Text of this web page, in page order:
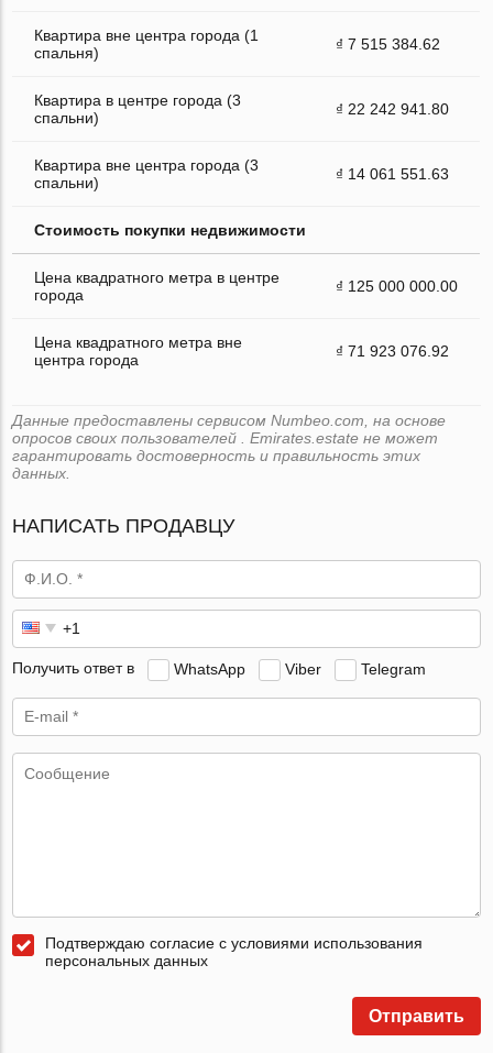
Квартира вне центра города (1
спальня)
₫ 7 515 384.62
Квартира в центре города (3
спальни)
₫ 22 242 941.80
Квартира вне центра города (3
спальни)
₫ 14 061 551.63
Стоимость покупки недвижимости
Цена квадратного метра в центре
города
₫ 125 000 000.00
Цена квадратного метра вне
центра города
₫ 71 923 076.92
Данные предоставлены сервисом Numbeo.com, на основе
опросов своих пользователей . Emirates.estate не может
гарантировать достоверность и правильность этих
данных.
НАПИСАТЬ ПРОДАВЦУ
Получить ответ в WhatsApp Viber Telegram
Подтверждаю согласие с условиями использования
персональных данных
Отправить